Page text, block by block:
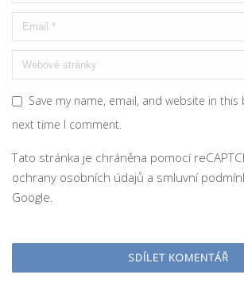
Save my name, email, and website in
next time I comment.
Tato stránka je chráněna pomocí
ochrany osobních údajů a smluvní
Google.